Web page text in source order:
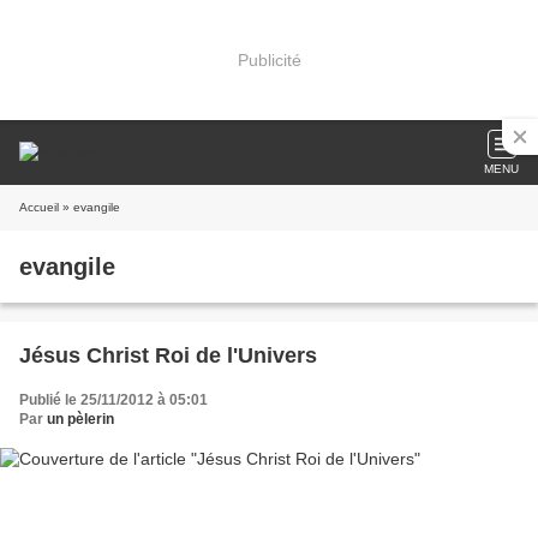
Publicité
MENU
Accueil » evangile
evangile
Jésus Christ Roi de l'Univers
Publié le 25/11/2012 à 05:01
Par un pèlerin